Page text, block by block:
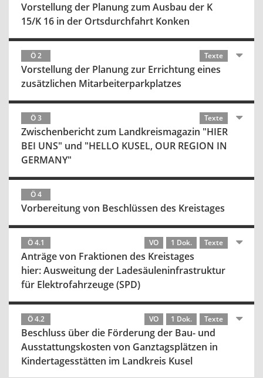
Vorstellung der Planung zum Ausbau der K
15/K 16 in der Ortsdurchfahrt Konken
Ö 2 Texte
Vorstellung der Planung zur Errichtung eines
zusätzlichen Mitarbeiterparkplatzes
Ö 3 Texte
Zwischenbericht zum Landkreismagazin "HIER
BEI UNS" und "HELLO KUSEL, OUR REGION IN
GERMANY"
Ö 4
Vorbereitung von Beschlüssen des Kreistages
Ö 4.1 VO 1 Dok. Texte
Anträge von Fraktionen des Kreistages
hier: Ausweitung der Ladesäuleninfrastruktur
für Elektrofahrzeuge (SPD)
Ö 4.2 VO 1 Dok. Texte
Beschluss über die Förderung der Bau- und
Ausstattungskosten von Ganztagsplätzen in
Kindertagesstätten im Landkreis Kusel